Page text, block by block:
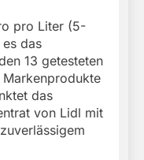
pro Liter (5-
das
13 getesteten
das
von Lidl mit